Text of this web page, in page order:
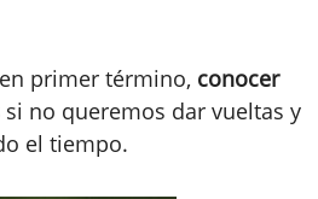
primer término, conocer
si no queremos dar vueltas y
el tiempo.